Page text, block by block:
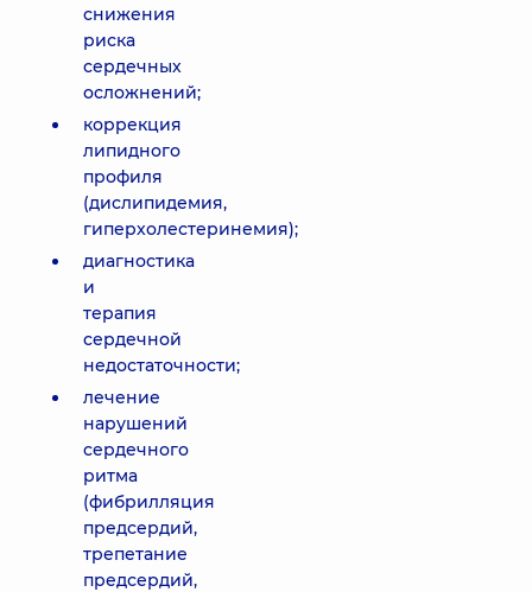
снижения
риска
сердечных
осложнений;
коррекция
липидного
профиля
(дислипидемия,
гиперхолестеринемия);
диагностика
и
терапия
сердечной
недостаточности;
лечение
нарушений
сердечного
ритма
(фибрилляция
предсердий,
трепетание
предсердий,